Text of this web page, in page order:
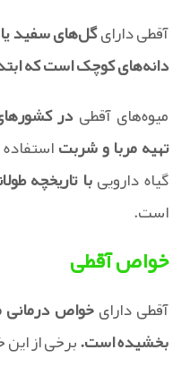
آقطی دارایگل‌های سفید
دانه‌های کوچک است که
میوه‌های آقطیدر
تهیه مربا و شربت
گیاه داروییبا تاریخچه
است.
خواص آقطی
آقطی دارایخواص
بخشیده است.برخی از